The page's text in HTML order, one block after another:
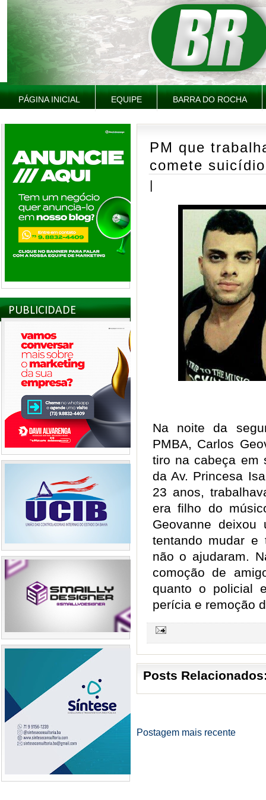
PÁGINA INICIAL EQUIPE BARRA DO ROCHA
PUBLICIDADE
PM que
comete
|
Na noite da
PMBA, Carlos
tiro na cabeça em
da Av. Princesa
23 anos,
era filho do
Geovanne deixou
tentando mudar e
não o ajudaram.
comoção de
quanto o policial
perícia e remoção
Posts
Postagem mais recente